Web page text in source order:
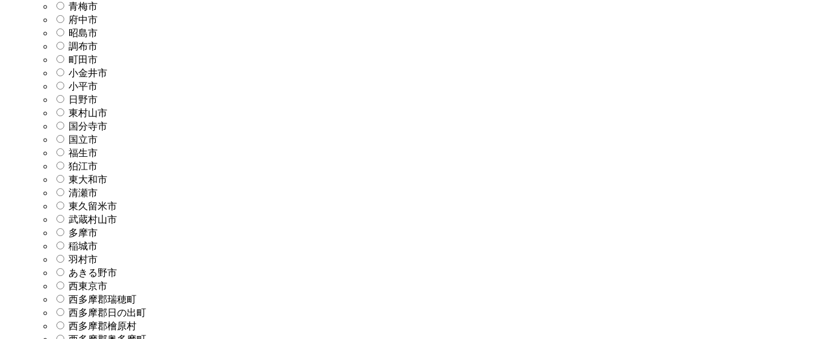
青梅市
府中市
昭島市
調布市
町田市
小金井市
小平市
日野市
東村山市
国分寺市
国立市
福生市
狛江市
東大和市
清瀬市
東久留米市
武蔵村山市
多摩市
稲城市
羽村市
あきる野市
西東京市
西多摩郡瑞穂町
西多摩郡日の出町
西多摩郡檜原村